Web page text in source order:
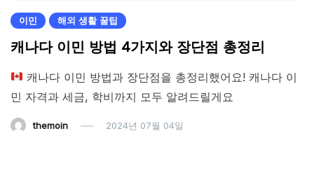
이민 해외 생활 꿀팁
캐나다 이민 방법 4가지와 장단점 총정리
캐나다 이민 방법과 장단점을 총정리했어요! 캐나다 이
민 자격과 세금, 학비까지 모두 알려드릴게요
themoin 2024년 07월 04일